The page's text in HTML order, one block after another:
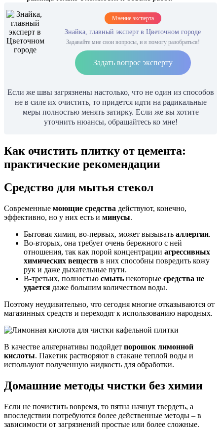
Мнение эксперта
Знайка, главный эксперт в Цветочном городе
Задавайте мне свои вопросы, и я помогу разобраться!
Задать вопрос эксперту
Если же швы загрязнены настолько, что не один из способов
не в силе их очистить, то придется идти на радикальные
меры полностью менять затирку. Если же вы хотите
уточнить нюансы, обращайтесь ко мне!
Как очистить плитку от цемента:
практические рекомендации
Средство для мытья стекол
Современные моющие средства действуют, конечно,
эффективно, но у них есть и минусы.
Бытовая химия, во-первых, может вызывать аллергии.
Во-вторых, она требует очень бережного с ней
отношения, так как порой концентрации агрессивных
химических веществ в них способны повредить кожу
рук и даже дыхательные пути.
В-третьих, полностью смыть некоторые средства не
удается даже большим количеством воды.
Поэтому неудивительно, что сегодня многие отказываются от
магазинных средств и переходят к использованию народных.
В качестве альтернативы подойдет порошок лимонной
кислоты. Пакетик растворяют в стакане теплой воды и
используют полученную жидкость для обработки.
Домашние методы чистки без химии
Если не почистить вовремя, то пятна начнут твердеть, а
впоследствии потребуются более действенные методы – в
зависимости от загрязнений простые или более сложные.